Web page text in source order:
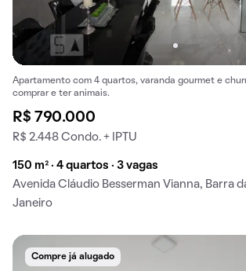
Apartamento com 4 quartos, varanda gourmet e
comprar e ter animais.
R$ 790.000
R$ 2.448 Condo. + IPTU
150 m² · 4 quartos · 3 vagas
Avenida Cláudio Besserman Vianna, Barra
Janeiro
Compre já alugado